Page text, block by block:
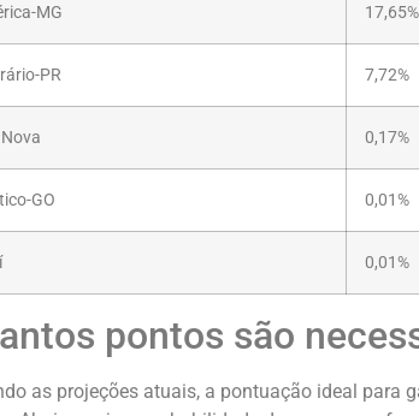
MG 17,65%
PR 7,72%
0,17%
GO 0,01%
0,01%
pontos são
as projeções atuais, a pontuação ideal para